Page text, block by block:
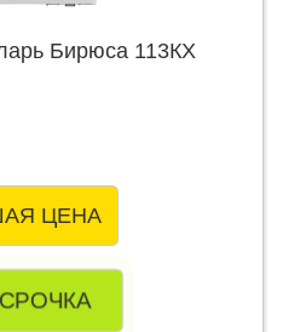
Бирюса 113КХ
ЦЕНА